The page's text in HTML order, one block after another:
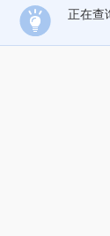
正在查